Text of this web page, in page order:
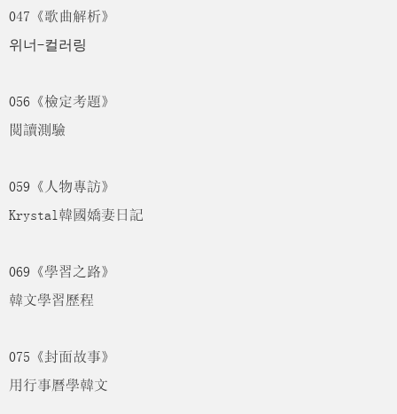
047《歌曲解析》
위너-컬러링
056《檢定考題》
閱讀測驗
059《人物專訪》
Krystal韓國嬌妻日記
069《學習之路》
韓文學習歷程
075《封面故事》
用行事曆學韓文